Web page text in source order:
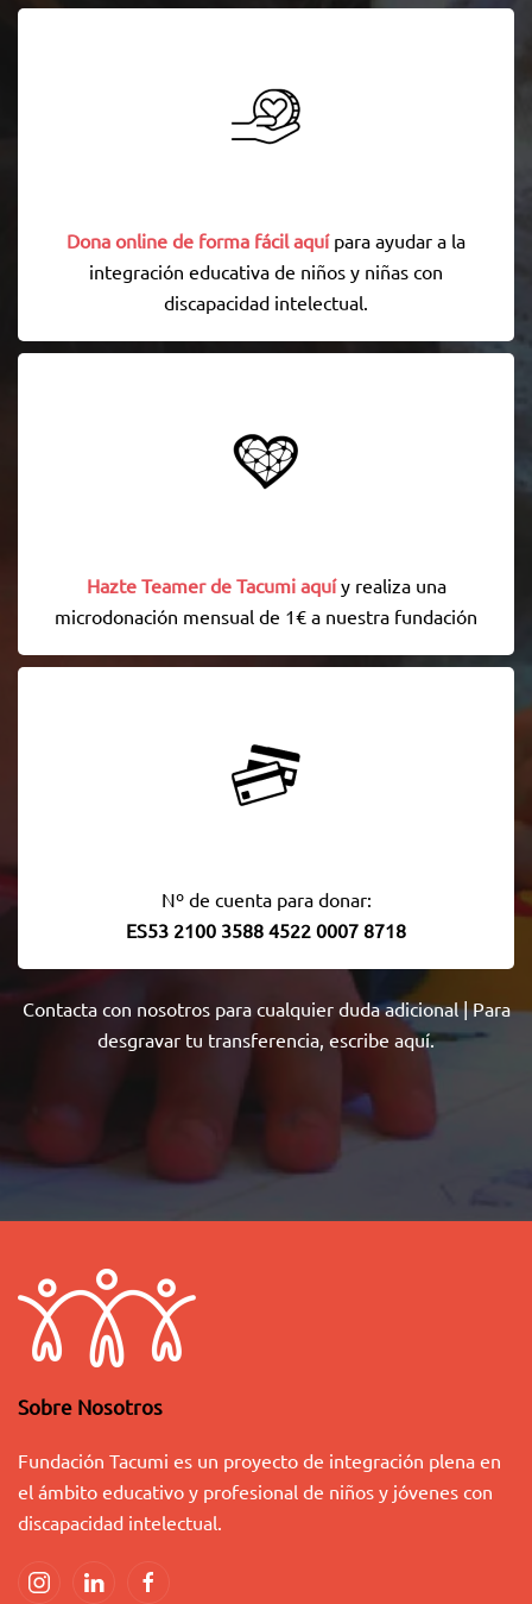
Dona online de forma fácil aquípara ayudar a la
integración educativa de niños y niñas con
discapacidad intelectual.
Hazte Teamer de Tacumi aquí y realiza una
microdonación mensual de 1€ a nuestra fundación
Nº de cuenta para donar:
ES53 2100 3588 4522 0007 8718
Contacta con nosotrospara cualquier duda adicional | Para
desgravar tu transferencia, escribe aquí.
Sobre Nosotros
Fundación Tacumi es un proyecto de integración plena en
el ámbito educativo y profesional de niños y jóvenes con
discapacidad intelectual.